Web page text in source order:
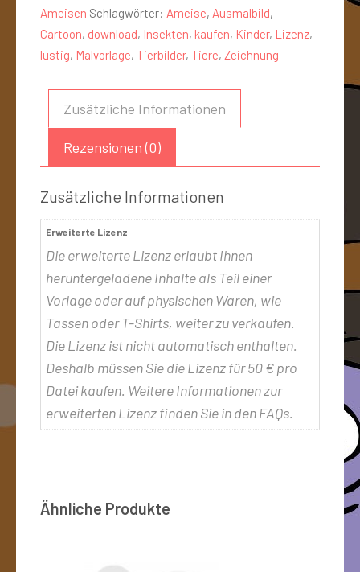
Ameisen Schlagwörter: Ameise, Ausmalbild,
Cartoon, download, Insekten, kaufen, Kinder, Lizenz,
lustig, Malvorlage, Tierbilder, Tiere, Zeichnung
Zusätzliche Informationen
Rezensionen (0)
Zusätzliche Informationen
Erweiterte Lizenz
Die erweiterte Lizenz erlaubt Ihnen
heruntergeladene Inhalte als Teil einer
Vorlage oder auf physischen Waren, wie
Tassen oder T-Shirts, weiter zu verkaufen.
Die Lizenz ist nicht automatisch enthalten.
Deshalb müssen Sie die Lizenz für 50 € pro
Datei kaufen. Weitere Informationen zur
erweiterten Lizenz finden Sie in den FAQs.
Ähnliche Produkte